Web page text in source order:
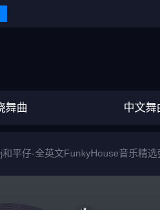
舞曲 中文舞
和平仔-全英文FunkyHouse音乐精